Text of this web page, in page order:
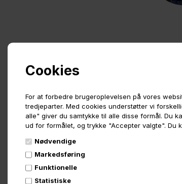
Cookies
For at forbedre brugeroplevelsen på vores
tredjeparter. Med cookies understøtter vi
alle" giver du samtykke til alle disse formål. Du
ud for formålet, og trykke "Accepter valgte". Du
Nødvendige
Markedsføring
Funktionelle
Statistiske